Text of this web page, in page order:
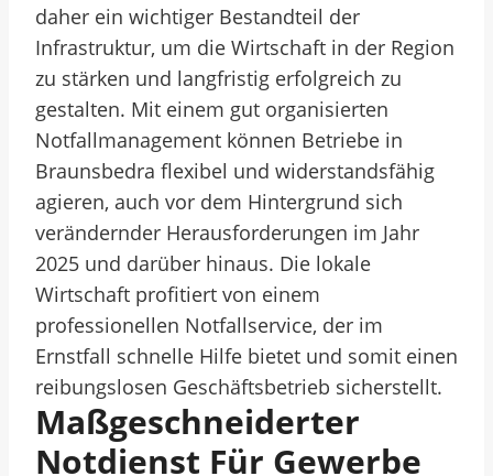
daher ein wichtiger Bestandteil der
Infrastruktur, um die Wirtschaft in der Region
zu stärken und langfristig erfolgreich zu
gestalten. Mit einem gut organisierten
Notfallmanagement können Betriebe in
Braunsbedra flexibel und widerstandsfähig
agieren, auch vor dem Hintergrund sich
verändernder Herausforderungen im Jahr
2025 und darüber hinaus. Die lokale
Wirtschaft profitiert von einem
professionellen Notfallservice, der im
Ernstfall schnelle Hilfe bietet und somit einen
reibungslosen Geschäftsbetrieb sicherstellt.
Maßgeschneiderter
Notdienst Für Gewerbe